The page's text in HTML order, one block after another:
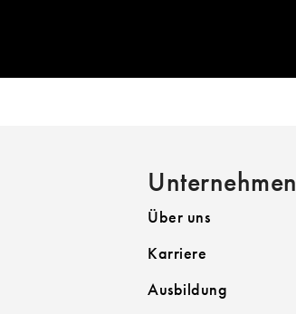
Unternehmen
Über uns
Karriere
Ausbildung